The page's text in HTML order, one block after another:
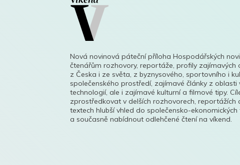
Nová novinová páteční příloha Hospodářských
čtenářům rozhovory, reportáže, profily zajímavých
z Česka i ze světa, z byznysového, sportovního i
společenského prostředí, zajímavé články z oblasti
technologií, ale i zajímavé kulturní a filmové tipy.
zprostředkovat v delších rozhovorech, reportážích
textech hlubší vhled do společensko-ekonomických
a současně nabídnout odlehčené čtení na víkend.